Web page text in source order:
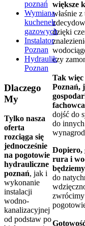
większe
właśnie
dzięki
czy
Tak
Poznań,
dojść do
do
Dopiero,
rura i
do
zwrócimy
poznań
Wymiana
kuchenek
gazowych
Instalator
Poznan
Hydraulik
Poznan
Dlaczego
My
Tylko nasza
oferta
rozciąga się
jednocześnie
na pogotowie
hydrauliczne
poznań, jak i
wykonanie
instalacji
wodno-
kanalizacyjnej
od podstaw po